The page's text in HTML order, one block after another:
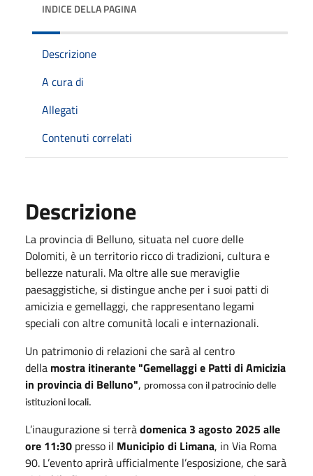
INDICE DELLA PAGINA
Descrizione
A cura di
Allegati
Contenuti correlati
Descrizione
La provincia di Belluno, situata nel cuore delle
Dolomiti, è un territorio ricco di tradizioni, cultura e
bellezze naturali. Ma oltre alle sue meraviglie
paesaggistiche, si distingue anche per i suoi patti di
amicizia e gemellaggi, che rappresentano legami
speciali con altre comunità locali e internazionali.
Un patrimonio di relazioni che sarà al centro
della mostra itinerante "Gemellaggi e Patti di Amicizia
in provincia di Belluno", promossa con il patrocinio delle
istituzioni locali.
L’inaugurazione si terràdomenica 3 agosto 2025 alle
ore 11:30 presso il Municipio di Limana, in Via Roma
90. L’evento aprirà ufficialmente l’esposizione, che sarà